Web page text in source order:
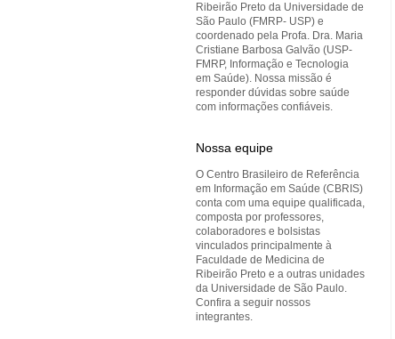
Ribeirão Preto da Universidade de
São Paulo (FMRP- USP) e
coordenado pela Profa. Dra. Maria
Cristiane Barbosa Galvão (USP-
FMRP, Informação e Tecnologia
em Saúde). Nossa missão é
responder dúvidas sobre saúde
com informações confiáveis.
Nossa equipe
O Centro Brasileiro de Referência
em Informação em Saúde (CBRIS)
conta com uma equipe qualificada,
composta por professores,
colaboradores e bolsistas
vinculados principalmente à
Faculdade de Medicina de
Ribeirão Preto e a outras unidades
da Universidade de São Paulo.
Confira a seguir nossos
integrantes.